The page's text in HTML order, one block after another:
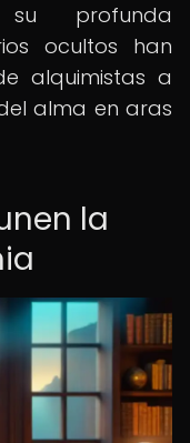
profunda
ocultos han
alquimistas a
alma en aras
la